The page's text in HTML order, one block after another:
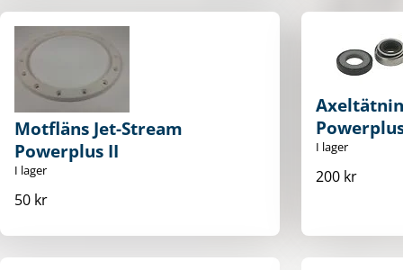
Motfläns Jet-Stream
Powerplus II
I lager
50 kr
I lager
200 kr